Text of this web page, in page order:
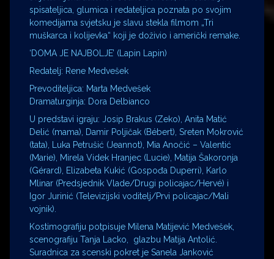
spisateljica, glumica i redateljica poznata po svojim
komedijama svjetsku je slavu stekla filmom „Tri
muškarca i kolijevka“ koji je doživio i američki remake.
‘DOMA JE NAJBOLJE’ (Lapin Lapin)
Redatelj: Rene Medvešek
Prevoditeljica: Marta Medvešek
Dramaturginja: Dora Delbianco
U predstavi igraju: Josip Brakus (Zeko), Anita Matić
Delić (mama), Damir Poljičak (Bébert), Sreten Mokrović
(tata), Luka Petrušić (Jeannot), Mia Anočić – Valentić
(Marie), Mirela Videk Hranjec (Lucie), Matija Šakoronja
(Gérard), Elizabeta Kukić (Gospođa Duperri), Karlo
Mlinar (Predsjednik Vlade/Drugi policajac/Hervé) i
Igor Jurinić (Televizijski voditelj/Prvi policajac/Mali
vojnik).
Kostimografiju potpisuje Milena Matijević Medvešek,
scenografiju Tanja Lacko, glazbu Matija Antolić.
Suradnica za scenski pokret je Sanela Janković